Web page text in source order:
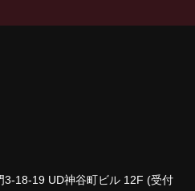
18-19 UD神谷町ビル 12F (受付